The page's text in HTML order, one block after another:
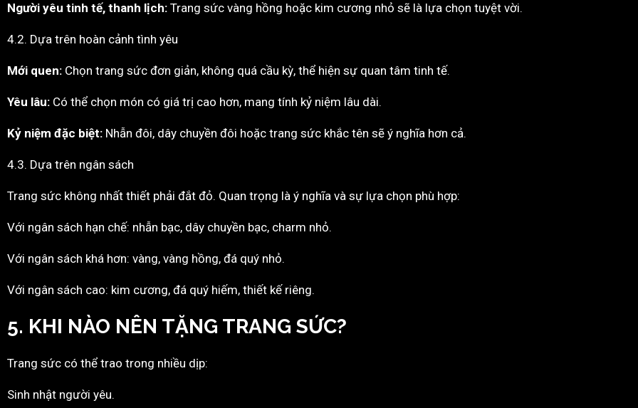
Người yêu tinh tế, thanh lịch: Trang sức vàng hồng hoặc kim cương nhỏ sẽ là lựa chọn tuyệt vời.
4.2. Dựa trên hoàn cảnh tình yêu
Mới quen: Chọn trang sức đơn giản, không quá cầu kỳ, thể hiện sự quan tâm tinh tế.
Yêu lâu: Có thể chọn món có giá trị cao hơn, mang tính kỷ niệm lâu dài.
Kỷ niệm đặc biệt: Nhẫn đôi, dây chuyền đôi hoặc trang sức khắc tên sẽ ý nghĩa hơn cả.
4.3. Dựa trên ngân sách
Trang sức không nhất thiết phải đắt đỏ. Quan trọng là ý nghĩa và sự lựa chọn phù hợp:
Với ngân sách hạn chế: nhẫn bạc, dây chuyền bạc, charm nhỏ.
Với ngân sách khá hơn: vàng, vàng hồng, đá quý nhỏ.
Với ngân sách cao: kim cương, đá quý hiếm, thiết kế riêng.
5. KHI NÀO NÊN TẶNG TRANG SỨC?
Trang sức có thể trao trong nhiều dịp:
Sinh nhật người yêu.